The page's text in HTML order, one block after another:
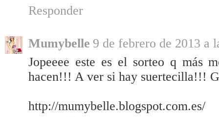
Responder
Mumybelle 9 de febrero de 2013 a
Jopeeee este es el sorteo q más
hacen!!! A ver si hay suertecilla!!!
http://mumybelle.blogspot.com.es/